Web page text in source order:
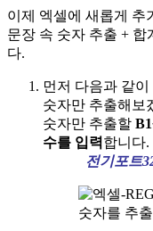
이제 엑셀에 새롭게 추
문장 속 숫자 추출 + 합
다.
먼저 다음과 같
숫자만 추출해보
숫자만 추출할
수를 입력합니다.
전기포트
숫자를 추